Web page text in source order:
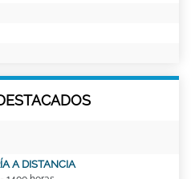
A DISTANCIA